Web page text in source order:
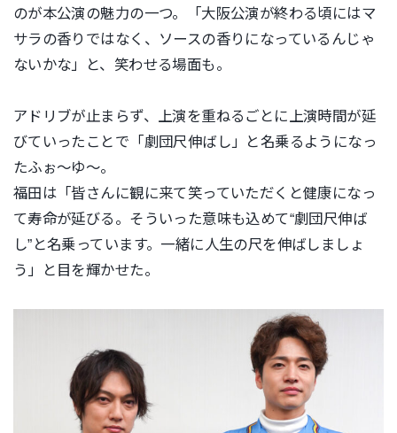
のが本公演の魅力の一つ。「大阪公演が終わる頃にはマ
サラの香りではなく、
ソースの香りになっているんじゃ
ないかな」と、笑わせる場面も。
アドリブが止まらず、上演を重ねるごとに上演時間が延
びていった ことで「劇団尺伸ばし」と名乗るようになっ
たふぉ〜ゆ〜。
福田は「皆さんに観に来て笑っていただくと健康になっ
て寿命が延びる。そういった意味も込めて“劇団尺伸ば
し” と名乗っています。一緒に人生の尺を伸ばしましょ
う」
と目を輝かせた。